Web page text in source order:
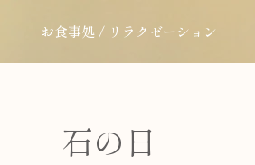
お食事処 / リラクゼーション
石の日